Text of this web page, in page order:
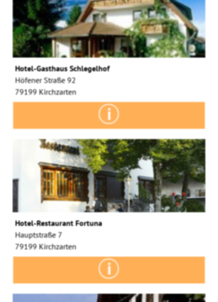
Hotel-Gasthaus Schlegelhof
Höfener Straße 92
79199 Kirchzarten
Hotel-Restaurant Fortuna
Hauptstraße 7
79199 Kirchzarten